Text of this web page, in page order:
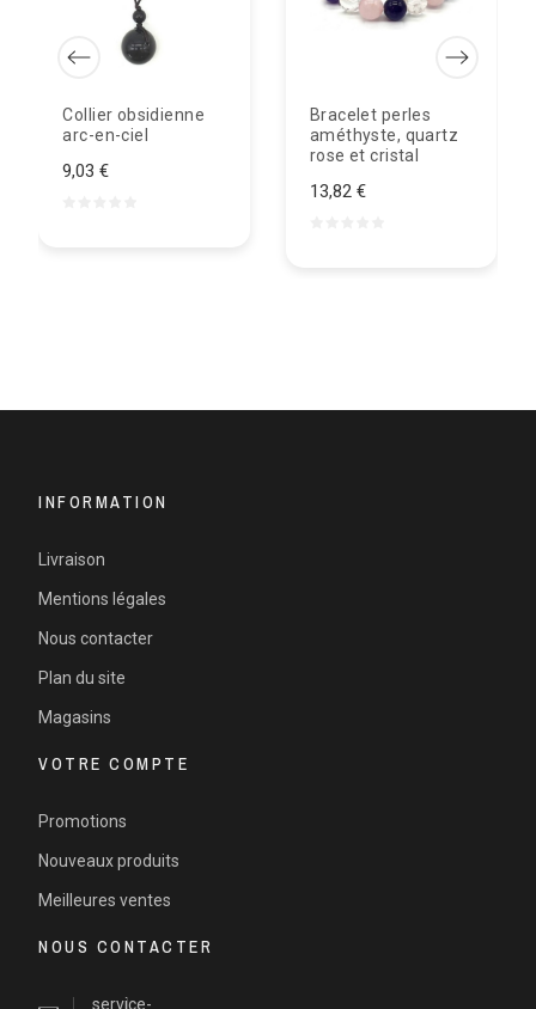
Collier obsidienne
arc-en-ciel
9,03 €
Bracelet perles
améthyste, quartz
rose et cristal
13,82 €
INFORMATION
Livraison
Mentions légales
Nous contacter
Plan du site
Magasins
VOTRE COMPTE
Promotions
Nouveaux produits
Meilleures ventes
NOUS CONTACTER
service-